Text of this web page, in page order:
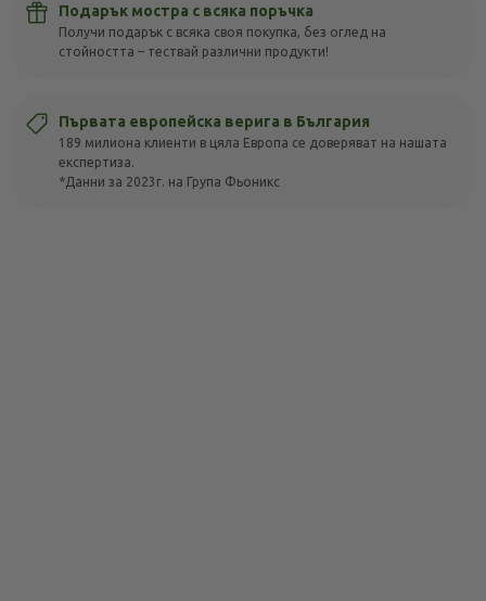
Подарък мостра с всяка поръчка
Получи подарък с всяка своя покупка, без оглед на
стойността – тествай различни продукти!
Първата европейска верига в България
189 милиона клиенти в цяла Европа се доверяват на нашата
експертиза.
*Данни за 2023г. на Група Фьоникс